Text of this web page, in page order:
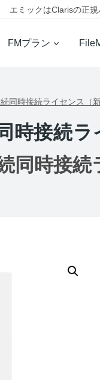
エミックはClarisの正
FMプラン
同時接続ライセンス（新
時接続ラ
時接続